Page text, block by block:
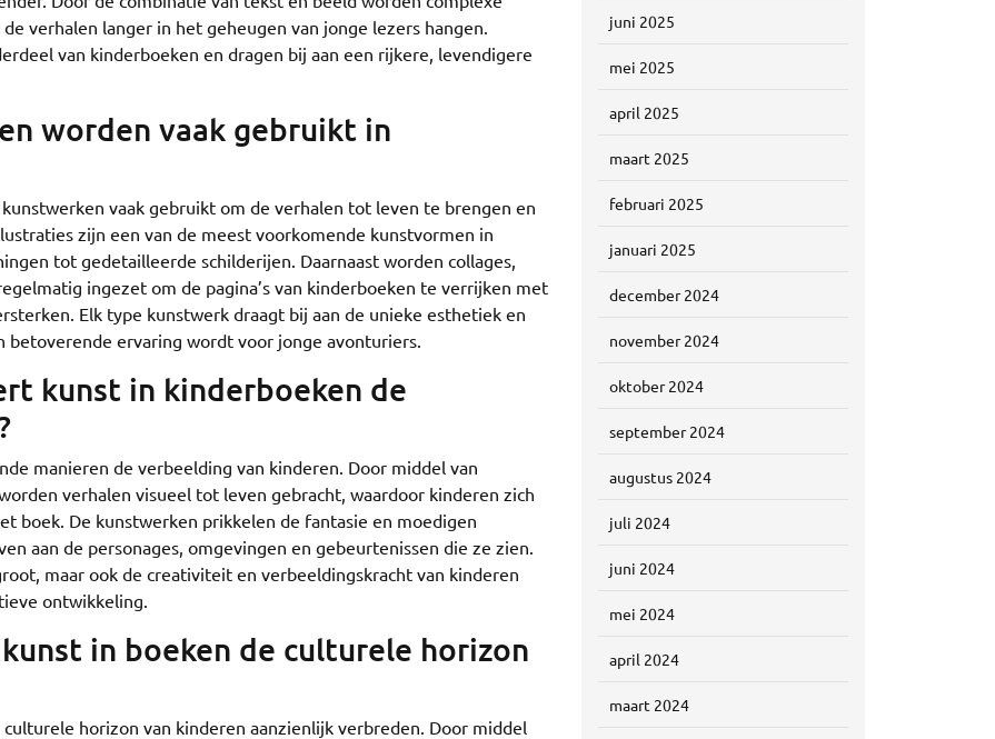
verhalen langer in het geheugen van jonge lezers hangen.
van kinderboeken en dragen bij aan een rijkere, levendigere
worden vaak gebruikt in
vaak gebruikt om de verhalen tot leven te brengen en
zijn een van de meest voorkomende kunstvormen in
tot gedetailleerde schilderijen. Daarnaast worden collages,
ingezet om de pagina’s van kinderboeken te verrijken met
Elk type kunstwerk draagt bij aan de unieke esthetiek en
ervaring wordt voor jonge avonturiers.
kunst in kinderboeken de
manieren de verbeelding van kinderen. Door middel van
verhalen visueel tot leven gebracht, waardoor kinderen zich
boek. De kunstwerken prikkelen de fantasie en moedigen
aan de personages, omgevingen en gebeurtenissen die ze zien.
maar ook de creativiteit en verbeeldingskracht van kinderen
ontwikkeling.
in boeken de culturele horizon
horizon van kinderen aanzienlijk verbreden. Door middel
juni 2025
mei 2025
april 2025
maart 2025
februari 2025
januari 2025
december 2024
november 2024
oktober 2024
september 2024
augustus 2024
juli 2024
juni 2024
mei 2024
april 2024
maart 2024